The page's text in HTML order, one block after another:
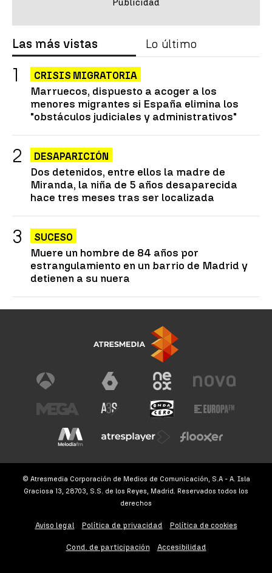
Las más vistas Lo último
CRISIS MIGRATORIA
Marruecos, dispuesto a acoger a los
menores migrantes si España elimina los
"obstáculos judiciales y administrativos"
DESAPARICIÓN
Dos detenidos, entre ellos la madre de
Miranda, la niña de 5 años desaparecida
hace tres meses tras ser localizada
SUCESO
Muere un hombre de 84 años por
estrangulamiento en un barrio de Madrid y
detienen a su nuera
© Atresmedia Corporación de Medios de Comunicación, S.A - A. Isla
Graciosa 13, 28703, S.S. de los Reyes, Madrid. Reservados todos los
derechos
Aviso legal Política de privacidad Política de cookies
Cond. de participación Accesibilidad